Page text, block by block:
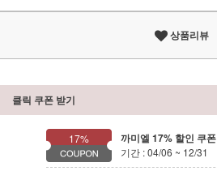
상품리뷰
클릭 쿠폰 받기
17% 까미엘 17% 할인 쿠폰
기간 : 04/06 ~ 12/31